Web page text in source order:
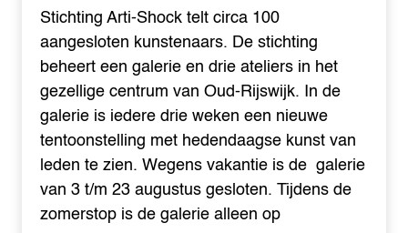
Stichting Arti-Shock telt circa 100
aangesloten kunstenaars. De stichting
beheert een galerie en drie ateliers in het
gezellige centrum van Oud-Rijswijk. In de
galerie is iedere drie weken een nieuwe
tentoonstelling met hedendaagse kunst van
leden te zien. Wegens vakantie is de galerie
van 3 t/m 23 augustus gesloten. Tijdens de
zomerstop is de galerie alleen op